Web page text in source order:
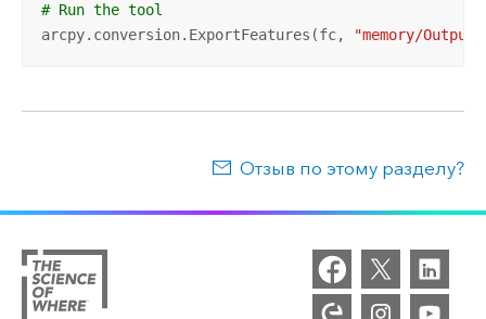
# Run the tool
arcpy.conversion.ExportFeatures(fc,
"memory/Output"
Отзыв по этому разделу?